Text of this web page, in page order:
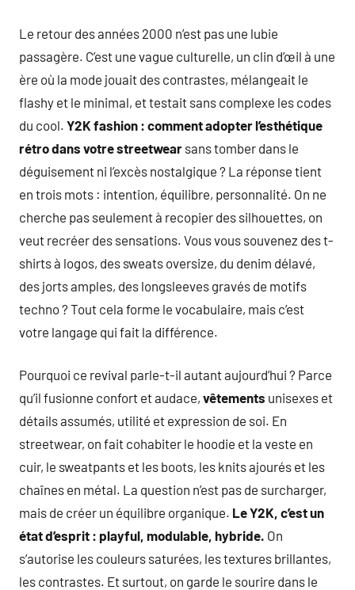
Le retour des années 2000 n’est pas une lubie
passagère. C’est une vague culturelle, un clin d’œil à une
ère où la mode jouait des contrastes, mélangeait le
flashy et le minimal, et testait sans complexe les codes
du cool. Y2K fashion : comment adopter l’esthétique
rétro dans votre streetwear sans tomber dans le
déguisement ni l’excès nostalgique ? La réponse tient
en trois mots : intention, équilibre, personnalité. On ne
cherche pas seulement à recopier des silhouettes, on
veut recréer des sensations. Vous vous souvenez des t-
shirts à logos, des sweats oversize, du denim délavé,
des jorts amples, des longsleeves gravés de motifs
techno ? Tout cela forme le vocabulaire, mais c’est
votre langage qui fait la différence.
Pourquoi ce revival parle-t-il autant aujourd’hui ? Parce
qu’il fusionne confort et audace, vêtements unisexes et
détails assumés, utilité et expression de soi. En
streetwear, on fait cohabiter le hoodie et la veste en
cuir, le sweatpants et les boots, les knits ajourés et les
chaînes en métal. La question n’est pas de surcharger,
mais de créer un équilibre organique. Le Y2K, c’est un
état d’esprit : playful, modulable, hybride. On
s’autorise les couleurs saturées, les textures brillantes,
les contrastes. Et surtout, on garde le sourire dans le